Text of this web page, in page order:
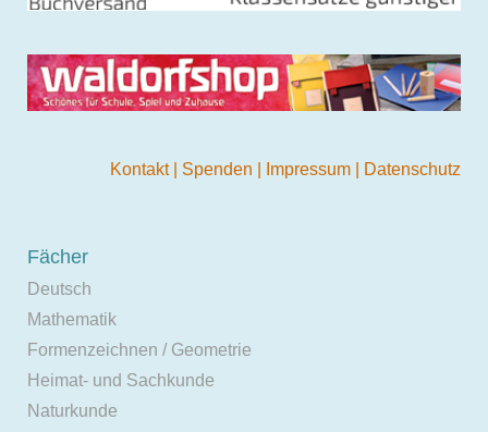
Kontakt Spenden Impressum Datenschutz
Fächer
Deutsch
Mathematik
Formenzeichnen / Geometrie
Heimat- und Sachkunde
Naturkunde